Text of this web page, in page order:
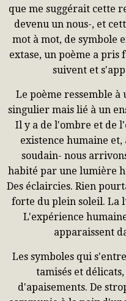
que me suggérait cette
devenu un nous-, et
mot à mot, de symbole
extase, un poème a pris
suivent et
Le poème ressemble à
singulier mais lié à un
Il y a de l'ombre et de
existence humaine
soudain- nous
habité par une lumière
Des éclaircies. Rien
forte du plein soleil. La
L'expérience
apparaissent
Les symboles qui
tamisés et
d'apaisements. De